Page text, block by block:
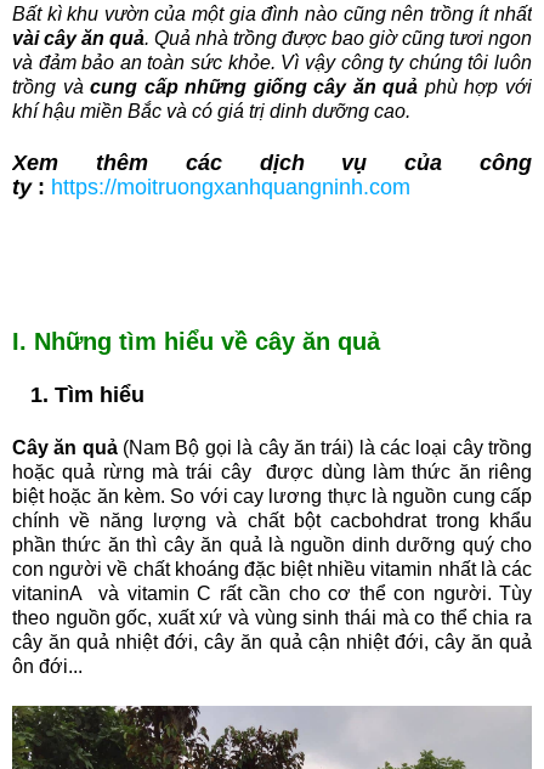
Bất kì khu vườn của một gia đình nào cũng nên trồng ít nhất
vài cây ăn quả. Quả nhà trồng được bao giờ cũng tươi ngon
và đảm bảo an toàn sức khỏe. Vì vậy công ty chúng tôi luôn
trồng vàcung cấp những giống cây ăn quả phù hợp với
khí hậu miền Bắc và có giá trị dinh dưỡng cao.
Xem thêm các dịch vụ của công
ty : https://moitruongxanhquangninh.com
I. Những tìm hiểu về cây ăn quả
1. Tìm hiểu
Cây ăn quả(Nam Bộ gọi là cây ăn trái) là các loại cây trồng
hoặc quả rừng mà trái cây được dùng làm thức ăn riêng
biệt hoặc ăn kèm. So với cay lương thực là nguồn cung cấp
chính về năng lượng và chất bột cacbohdrat trong khẩu
phần thức ăn thì cây ăn quả là nguồn dinh dưỡng quý cho
con người về chất khoáng đặc biệt nhiều vitamin nhất là các
vitaninA và vitamin C rất cần cho cơ thể con người. Tùy
theo nguồn gốc, xuất xứ và vùng sinh thái mà co thể chia ra
cây ăn quả nhiệt đới, cây ăn quả cận nhiệt đới, cây ăn quả
ôn đới...